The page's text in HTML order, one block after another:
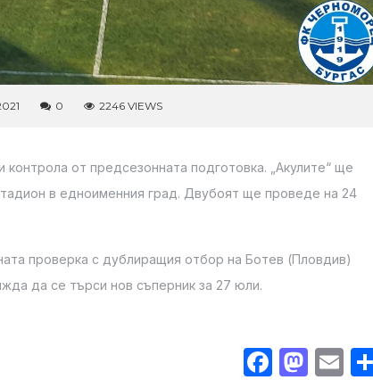
0 2246 VIEWS
от предсезонната подготовка. „Акулите“ ще
в едноименния град. Двубоят ще проведе на 24
проверка с дублиращия отбор на Ботев (Пловдив)
да се търси нов съперник за 27 юли.